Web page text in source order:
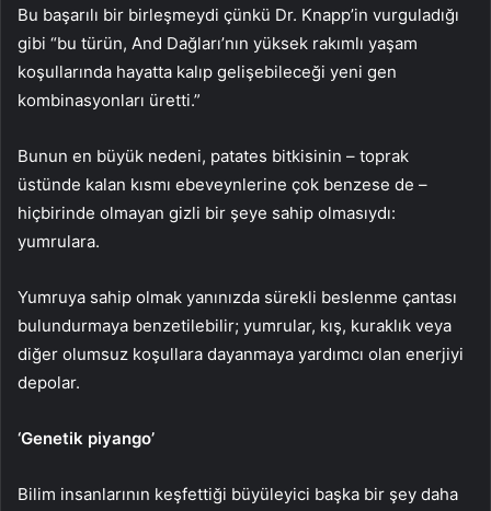
Bu başarılı bir birleşmeydi çünkü Dr. Knapp’in vurguladığı
gibi “bu türün, And Dağları’nın yüksek rakımlı yaşam
koşullarında hayatta kalıp gelişebileceği yeni gen
kombinasyonları üretti.”
Bunun en büyük nedeni, patates bitkisinin – toprak
üstünde kalan kısmı ebeveynlerine çok benzese de –
hiçbirinde olmayan gizli bir şeye sahip olmasıydı:
yumrulara.
Yumruya sahip olmak yanınızda sürekli beslenme çantası
bulundurmaya benzetilebilir; yumrular, kış, kuraklık veya
diğer olumsuz koşullara dayanmaya yardımcı olan enerjiyi
depolar.
‘Genetik piyango’
Bilim insanlarının keşfettiği büyüleyici başka bir şey daha